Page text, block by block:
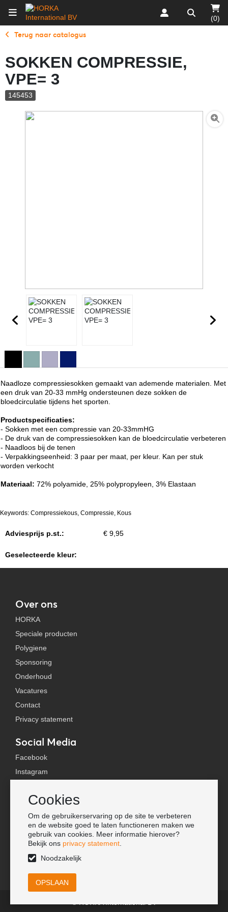
Cookies
Om de gebruikerservaring op de site te verbeteren
en de website goed te laten functioneren maken we
gebruik van cookies. Meer informatie hierover?
Bekijk ons privacy statement
Noodzakelijk
(0)
Terug naar catalogus
SOKKEN COMPRESSIE,
VPE= 3
145453
Naadloze compressiesokken gemaakt van ademende materialen. Met
een druk van 20-33 mmHg ondersteunen deze sokken de
bloedcirculatie tijdens het sporten.
Productspecificaties:
- Sokken met een compressie van 20-33mmHG
- De druk van de compressiesokken kan de bloedcirculatie verbeteren
- Naadloos bij de tenen
- Verpakkingseenheid: 3 paar per maat, per kleur. Kan per stuk
worden verkocht
Materiaal: 72% polyamide, 25% polypropyleen, 3% Elastaan
Keywords: Compressiekous, Compressie, Kous
Adviesprijs p.st.: € 9,95
Geselecteerde kleur:
Over ons
HORKA
Speciale producten
Polygiene
Sponsoring
Onderhoud
Vacatures
Contact
Privacy statement
Social Media
Facebook
Instagram
TikTok
Tools
Lookbook
Nieuwe klant